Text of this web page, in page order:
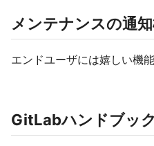
メンテナンスの通
エンドユーザには嬉しい機能
GitLabハンドブッ